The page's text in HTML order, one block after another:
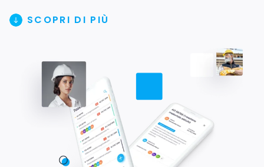
SCOPRI DI PIÙ